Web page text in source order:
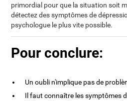
primordial pour que la situation soit
détectez des symptômes de
psychologue le plus vite possible.
Pour conclure:
Un oubli n'implique pas de
Il faut connaître les symptômes